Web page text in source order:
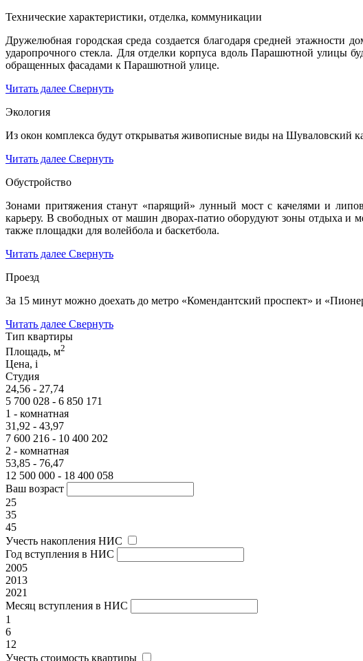
Технические характеристики, отделка, коммуникации
Дружелюбная городская среда создается благодаря средней
ударопрочного стекла. Для отделки корпуса вдоль Парашютной улицы
обращенных фасадами к Парашютной улице.
Читать далее Свернуть
Экология
Из окон комплекса будут открыватья живописные виды на Шуваловский
Читать далее Свернуть
Обустройство
Зонами притяжения станут «парящий» лунный мост с качелями и
карьеру. В свободных от машин дворах-патио оборудуют зоны отдыха и
также площадки для волейбола и баскетбола.
Читать далее Свернуть
Проезд
За 15 минут можно доехать до метро «Комендантский проспект» и
Читать далее Свернуть
Тип квартиры
Площадь, м2
Цена, i
Студия
24,56 - 27,74
5 700 028 - 6 850 171
1 - комнатная
31,92 - 43,97
7 600 216 - 10 400 202
2 - комнатная
53,85 - 76,47
12 500 000 - 18 400 058
Ваш возраст
25
35
45
Учесть накопления НИС
Год вступления в НИС
2005
2013
2021
Месяц вступления в НИС
1
6
12
Учесть стоимость квартиры